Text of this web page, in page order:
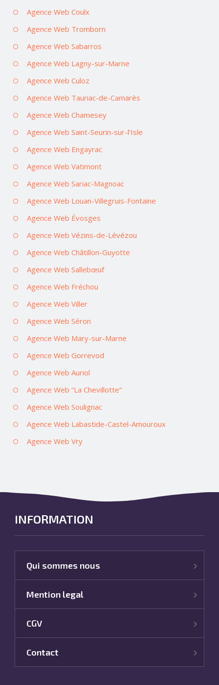
Agence Web Coulx
Agence Web Tromborn
Agence Web Sabarros
Agence Web Lagny-sur-Marne
Agence Web Culoz
Agence Web Tauriac-de-Camarès
Agence Web Chamesey
Agence Web Saint-Seurin-sur-l’Isle
Agence Web Engayrac
Agence Web Vatimont
Agence Web Sariac-Magnoac
Agence Web Louan-Villegruis-Fontaine
Agence Web Évosges
Agence Web Vézins-de-Lévézou
Agence Web Châtillon-Guyotte
Agence Web Sallebœuf
Agence Web Fréchou
Agence Web Viller
Agence Web Séron
Agence Web Mary-sur-Marne
Agence Web Gorrevod
Agence Web Auriol
Agence Web “La Chevillotte”
Agence Web Soulignac
Agence Web Labastide-Castel-Amouroux
Agence Web Vry
INFORMATION
Qui sommes nous
Mention legal
CGV
Contact